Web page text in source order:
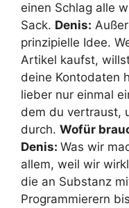
einen Schlag alle
Sack. Denis:
prinzipielle Idee.
Artikel kaufst,
deine Kontodaten
lieber nur einmal
dem du vertraust,
durch. Wofür
Denis: Was wir
allem, weil wir
die an Substanz
Programmierern